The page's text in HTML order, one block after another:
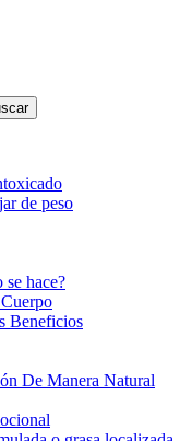
de peso
hace?
Beneficios
De Manera Natural